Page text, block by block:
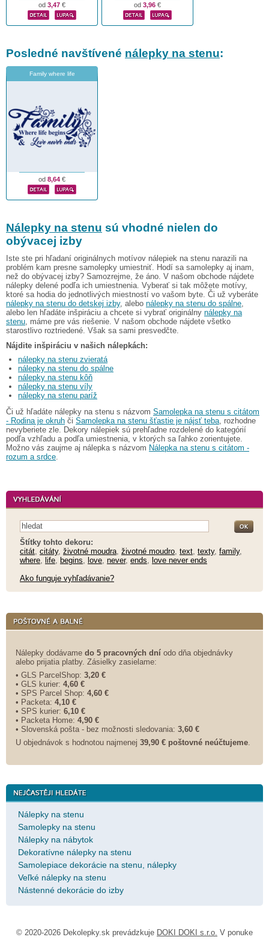
od 3,47 € od 3,96 €
Posledné navštívené nálepky na stenu:
Family where life
od 8,64 €
Nálepky na stenu sú vhodné nielen do
obývacej izby
Iste ste pri hľadaní originálnych motívov nálepiek na stenu narazili na
problém kam presne samolepky umiestniť. Hodí sa samolepky aj inam,
než do obývacej izby? Samozrejme, že áno. V našom obchode nájdete
nálepky delené podľa ich umiestnenia. Vyberať si tak môžete motívy,
ktoré sa hodia do jednotlivých miestností vo vašom byte. Či už vyberáte
nálepky na stenu do detskej izby, alebo nálepky na stenu do spálne
alebo len hľadáte inšpiráciu a chcete si vybrať originálny nálepky na
stenu , máme pre vás riešenie. V našom obchode nájdete všetko
starostlivo roztriedené. Však sa sami presvedčte.
Nájdite inšpiráciu v našich nálepkách:
nálepky na stenu zvieratá
nálepky na stenu do spálne
nálepky na stenu kôň
nálepky na stenu víly
nálepky na stenu paríž
Či už hľadáte nálepky na stenu s názvom Samolepka na stenu s citátom
- Rodina je okruh či Samolepka na stenu šťastie je nájsť teba , rozhodne
nevyberiete zle. Dekory nálepiek sú prehľadne rozdelené do kategórií
podľa vzhľadu a podľa umiestnenia, v ktorých sa ľahko zorientujete.
Možno vás zaujme aj nálepka s názvom Nálepka na stenu s citátom -
rozum a srdce
Štítky tohto dekoru:
citát citáty, životné moudra životné moudro text texty, family,
where
life begins love never, ends
love never ends
Ako funguje vyhľadávanie?
Nálepky dodávame do 5 pracovných dní odo dňa objednávky
alebo prijatia platby. Zásielky zasielame:
• GLS ParcelShop: 3,20 €
• GLS kurier: 4,60 €
• SPS Parcel Shop: 4,60 €
• Packeta: 4,10 €
• SPS kurier: 6,10 €
• Packeta Home: 4,90 €
• Slovenská pošta - bez možnosti sledovania: 3,60 €
U objednávok s hodnotou najmenej 39,90 € poštovné neúčtujeme
Nálepky na stenu
Samolepky na stenu
Nálepky na nábytok
Dekoratívne nálepky na stenu
Samolepiace dekorácie na stenu, nálepky
Veľké nálepky na stenu
Nástenné dekorácie do izby
© 2020-2026 Dekolepky.sk prevádzkuje DOKI DOKI s.r.o. V ponuke